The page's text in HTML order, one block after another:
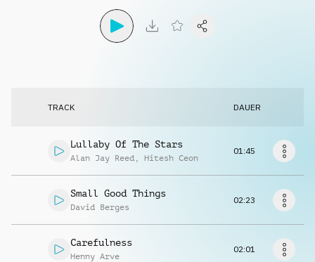
TRACK DAUER
Lullaby Of The Stars
Alan Jay Reed , Hitesh Ceon
01:45
Small Good Things
David Berges
02:23
Carefulness
Henny Arve
02:01